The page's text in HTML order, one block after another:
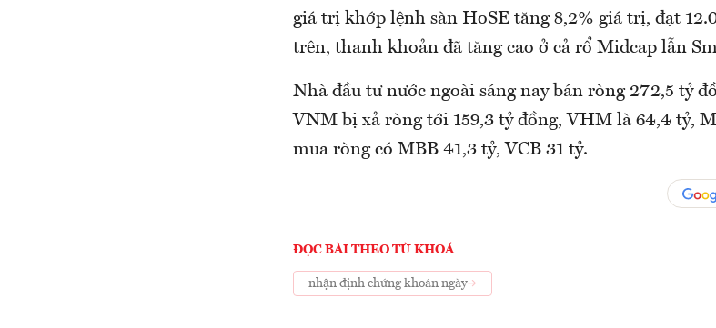
giá trị khớp lệnh sàn HoSE tăng 8,2% giá trị, đạt
trên, thanh khoản đã tăng cao ở cả rổ Midcap lẫn
Nhà đầu tư nước ngoài sáng nay bán ròng 272,5 tỷ
VNM bị xả ròng tới 159,3 tỷ đồng, VHM là 64,4 tỷ,
mua ròng có MBB 41,3 tỷ, VCB 31 tỷ.
ĐỌC BÀI THEO TỪ KHOÁ
nhận định chứng khoán ngày